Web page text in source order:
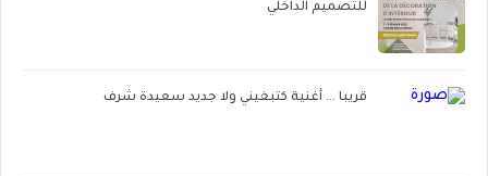
للتصميم الداخلي
قريبا ... أغنية كتبغيني ولا جديد سعيدة شرف